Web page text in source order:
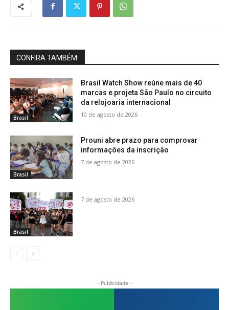
CONFIRA TAMBÉM:
Brasil
Brasil Watch Show reúne mais de 40
marcas e projeta São Paulo no circuito
da relojoaria internacional
10 de agosto de 2026
Brasil
Prouni abre prazo para comprovar
informações da inscrição
7 de agosto de 2026
Brasil
7 de agosto de 2026
- Publicidade -